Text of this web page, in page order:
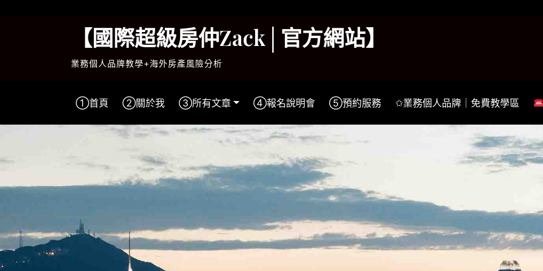
【國際超級房仲Zack│官方網站】
業務個人品牌教學+海外房產風險分析
①首頁 ②關於我 ③所有文章 ④報名說明會 ⑤預約服務 ✩業務個人品牌｜免費教學區